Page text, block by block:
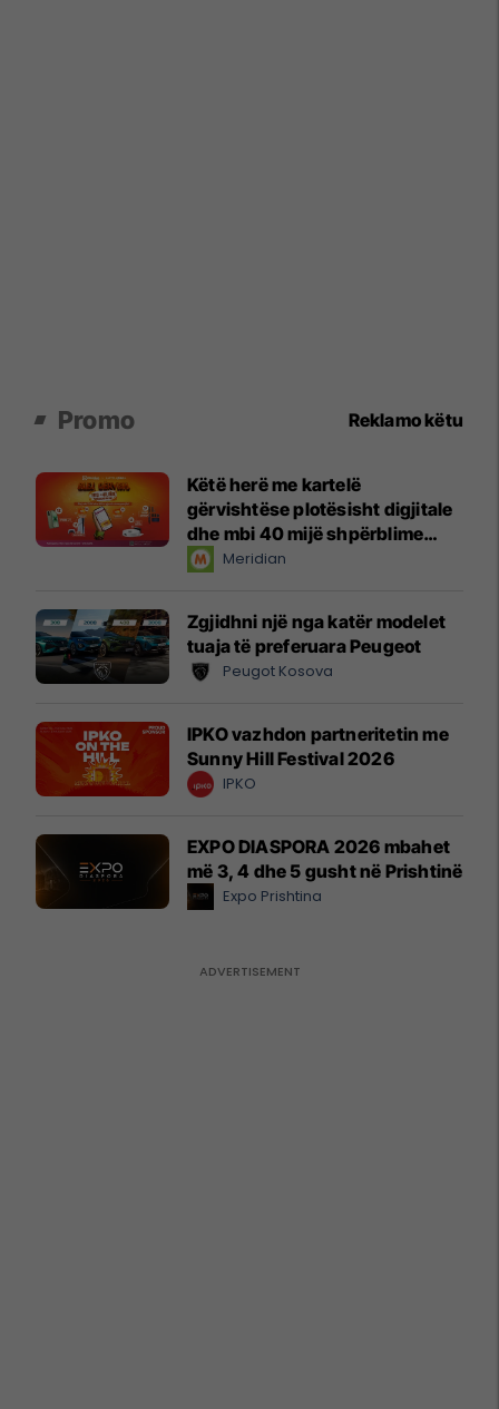
Promo Reklamo këtu
Këtë herë me kartelë
gërvishtëse plotësisht digjitale
dhe mbi 40 mijë shpërblime
instant!Meridian
Zgjidhni një nga katër modelet
tuaja të preferuara Peugeot
Peugot Kosova
IPKO vazhdon partneritetin me
Sunny Hill Festival 2026
IPKO
EXPO DIASPORA 2026 mbahet
më 3, 4 dhe 5 gusht në Prishtinë
Expo Prishtina